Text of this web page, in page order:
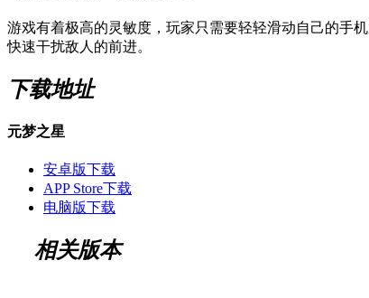
游戏有着极高的灵敏度，玩家只需要轻轻滑动自己的手
快速干扰敌人的前进。
下载地址
元梦之星
安卓版下载
APP Store下载
电脑版下载
相关版本